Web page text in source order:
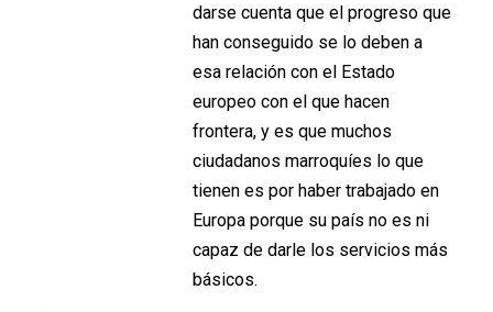
darse cuenta que el progreso que
han conseguido se lo deben a
esa relación con el Estado
europeo con el que hacen
frontera, y es que muchos
ciudadanos marroquíes lo que
tienen es por haber trabajado en
Europa porque su país no es ni
capaz de darle los servicios más
básicos.